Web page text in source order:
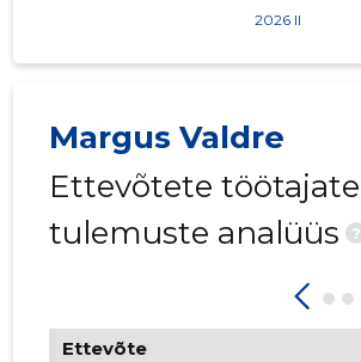
Margus Valdre
Ettevõtete töötajate
tulemuste analüüs
?
Ettevõte